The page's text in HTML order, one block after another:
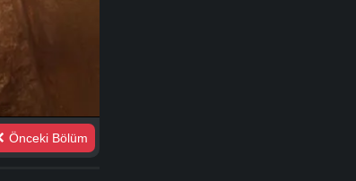
Önceki Bölüm